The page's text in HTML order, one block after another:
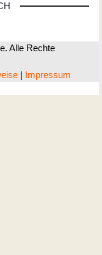
Alle Rechte
| Impressum